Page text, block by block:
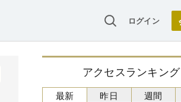
ログイン
アクセスランキング
最新
昨日 週間